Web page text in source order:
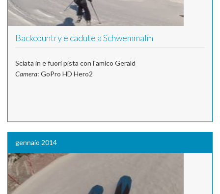
Backcountry e cadute a Schwemmalm
Sciata in e fuori pista con l'amico Gerald
Camera: GoPro HD Hero2
gennaio 2014